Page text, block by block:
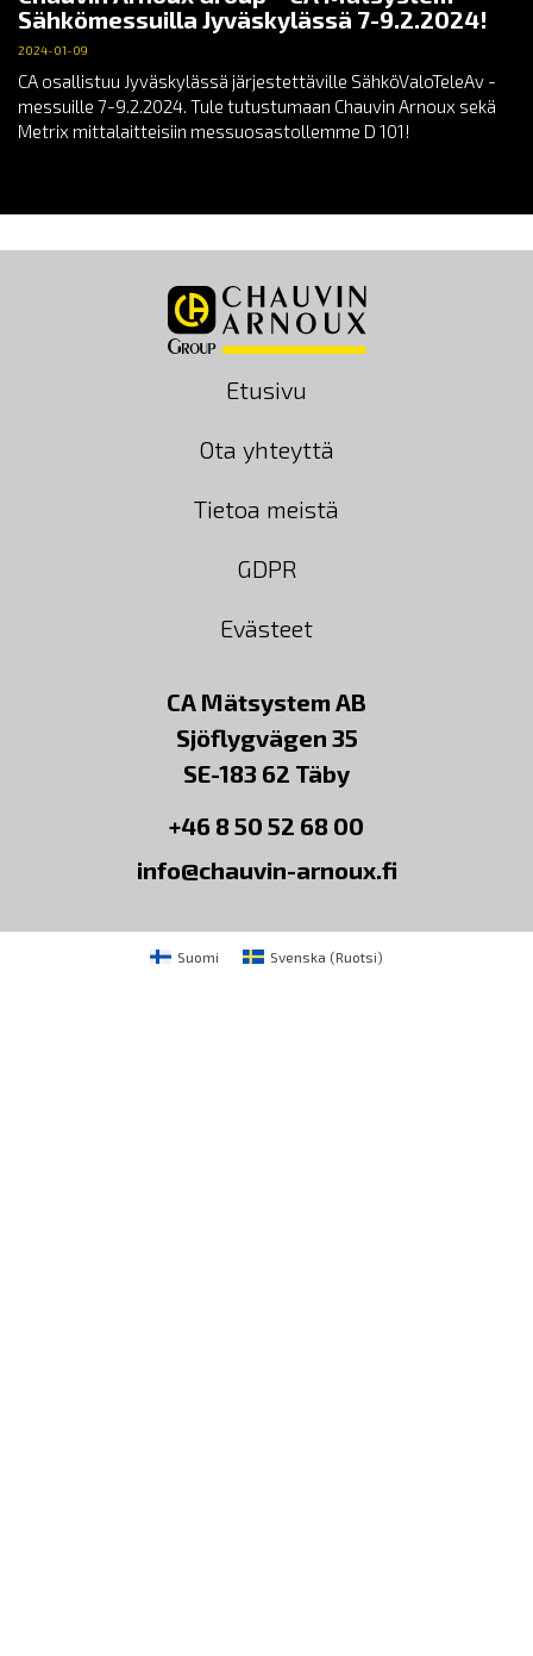
Sähkömessuilla Jyväskylässä 7-9.2.2024!
2024-01-09
CA osallistuu Jyväskylässä järjestettäville SähköValoTeleAv -
messuille 7-9.2.2024. Tule tutustumaan Chauvin Arnoux sekä
Metrix mittalaitteisiin messuosastollemme D 101!
Etusivu
Ota yhteyttä
Tietoa meistä
GDPR
Evästeet
CA Mätsystem AB
Sjöflygvägen 35
SE-183 62 Täby
+46 8 50 52 68 00
info@chauvin-arnoux.fi
Suomi Svenska (Ruotsi)